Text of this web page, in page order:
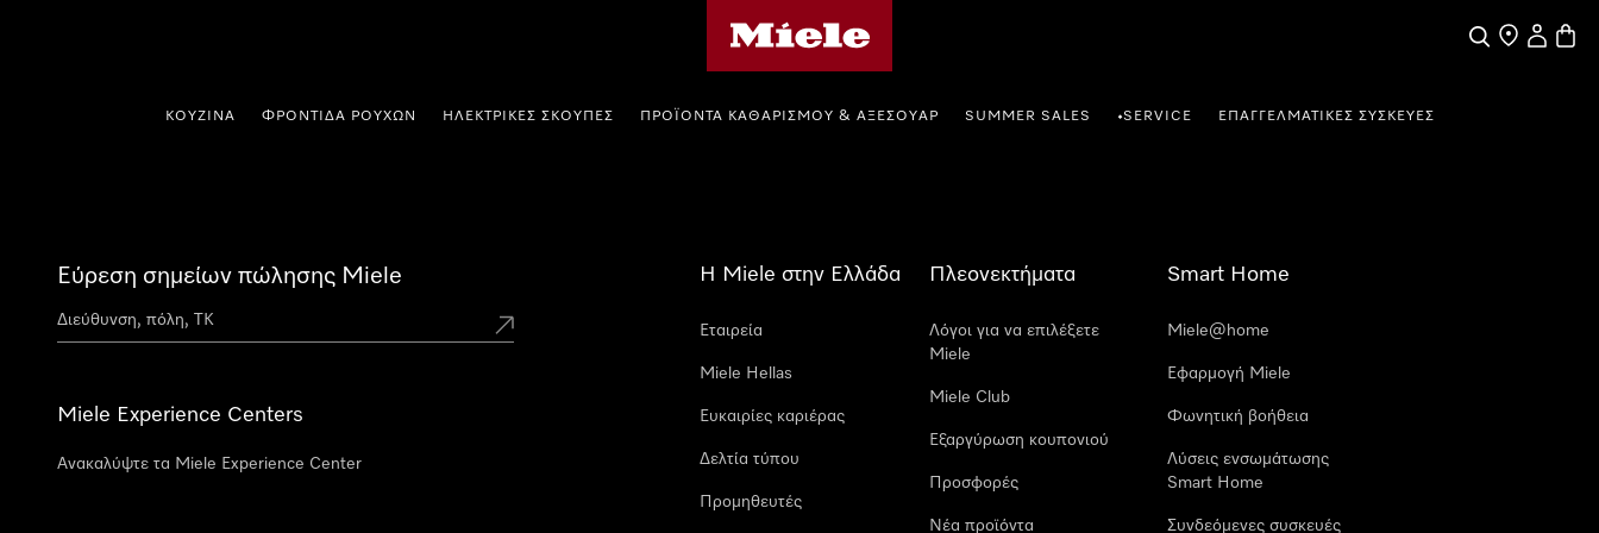
Αναζήτηση
Εύρεση
Ο
ΚΟΥΖΊΝΑ ΦΡΟΝΤΊΔΑ ΡΟΎΧΩΝ ΗΛΕΚΤΡΙΚΈΣ ΣΚΟΎΠΕΣ ΠΡΟΪΌΝΤΑ ΚΑΘΑΡΙΣΜΟΎ & ΑΞΕΣΟΥΆΡ SUMMER SALES •SERVICE ΕΠΑΓΓΕΛΜΑΤΙΚΈΣ ΣΥΣΚΕΥΈΣ
Εύρεση σημείων πώλησης Miele
Miele Experience Centers
Ανακαλύψτε τα Miele Experience Center
Η Miele στην Ελλάδα
Εταιρεία
Miele Hellas
Ευκαιρίες καριέρας
Δελτία τύπου
Προμηθευτές
Πλεονεκτήματα
Λόγοι για να επιλέξετε
Miele
Miele Club
Εξαργύρωση κουπονιού
Προσφορές
Νέα προϊόντα
Smart Home
Miele@home
Εφαρμογή Miele
Φωνητική βοήθεια
Λύσεις ενσωμάτωσης
Smart Home
Συνδεόμενες συσκευές